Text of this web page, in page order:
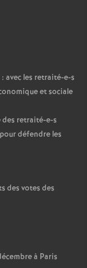
avec les retraité-e-s
et sociale
des retraité-e-s
défendre les
des votes des
à Paris